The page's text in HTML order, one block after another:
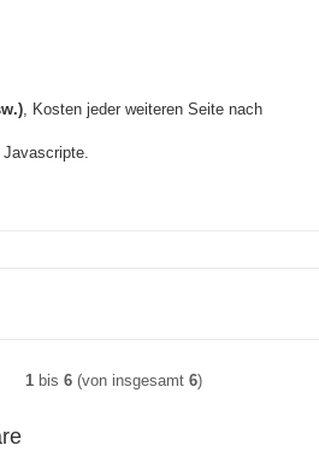
, Kosten jeder weiteren Seite nach
Javascripte.
1bis 6(von insgesamt 6)